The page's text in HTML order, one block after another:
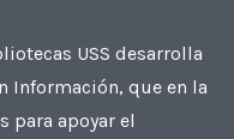
USS desarrolla
Información, que en la
para apoyar el